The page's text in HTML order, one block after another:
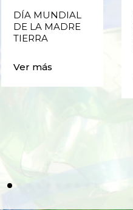
DÍA MUNDIAL
DE LA MADRE
TIERRA
Ver más